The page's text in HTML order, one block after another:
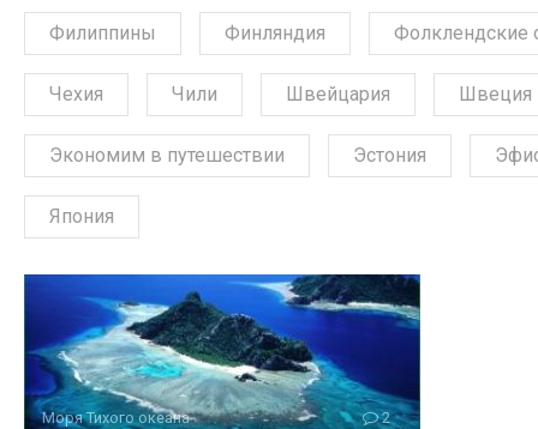
Филиппины Финляндия Фолклендские
Чехия Чили Швейцария Швеция
Экономим в путешествии Эстония
Япония
Моря Тихого океана 2